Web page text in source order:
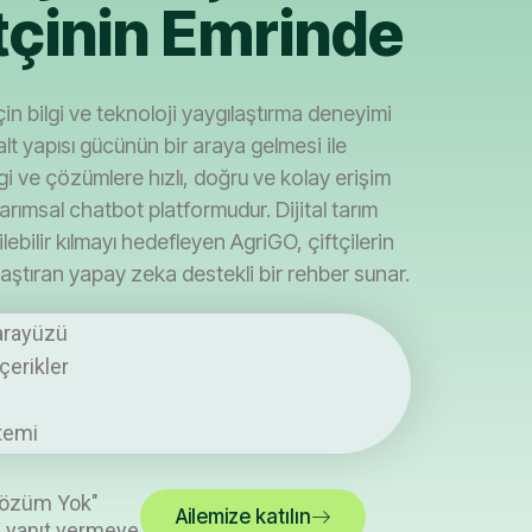
Emrinde
bilgi ve teknoloji yaygılaştırma deneyimi
gücünün bir araya gelmesi ile
çözümlere hızlı, doğru ve kolay erişim
chatbot platformudur. Dijital tarım
kılmayı hedefleyen AgriGO, çiftçilerin
yapay zeka destekli bir rehber sunar.
Yok"
Ailemize katılın